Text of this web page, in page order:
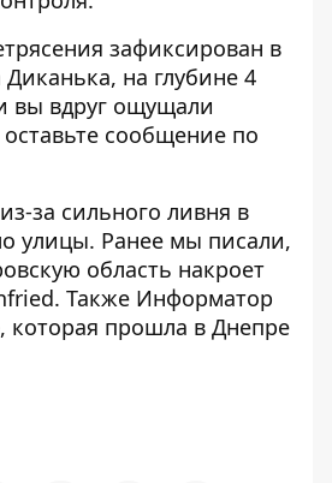
зафиксирован в
на глубине 4
вы вдруг ощущали
сообщение по
из-за сильного ливня в
улицы. Ранее мы писали,
область накроет
. Также Информатор
которая прошла в Днепре